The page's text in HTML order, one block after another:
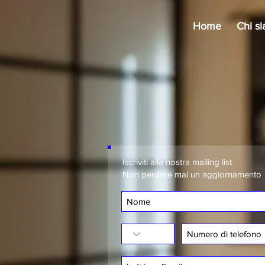
Home Chi
Iscriviti alla nostra mailing list
Non perdere mai un aggiornamento